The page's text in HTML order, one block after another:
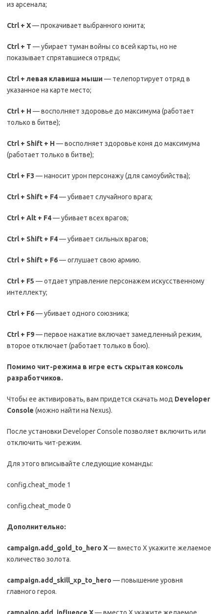
из арсенала;
Ctrl+ X— прокачивает выбранного юнита;
Ctrl+ T — убирает туман войны со всей карты, но не
показывает спрятавшиеся отряды;
Ctrl+ левая клавиша мыши — телепортирует отряд в
указанное на карте место;
Ctrl+ H — восполняет здоровье до максимума (работает
только в битве);
Ctrl+ Shift + H — восполняет здоровье коня до максимума
(работает только в битве);
Ctrl+ F3 — наносит урон персонажу (для самоубийства);
Ctrl+ Shift + F4— убивает случайного врага;
Ctrl+ Alt + F4— убивает всех врагов;
Ctrl+ Shift + F4— убивает сильных врагов;
Ctrl+ Shift + F6— оглушает свою армию.
Ctrl+ F5 — отдает управление персонажем искусственному
интеллекту;
Ctrl+ F6— убивает одного союзника;
Ctrl+ F9— первое нажатие включает замедленный режим,
второе отключает (работает только в бою).
Помимо чит-режима в игре есть скрытая консоль
разработчиков.
Чтобы ее активировать, вам придется скачать мод Developer
Console (можно найти на Nexus).
После установки Developer Console позволяет включить или
отключить чит-режим.
Для этого вписывайте следующие команды:
config.cheat_mode 1
config.cheat_mode 0
Дополнительно:
campaign.add gold to hero X— вместо X укажите желаемое
количество золота.
campaign.add skill_ xp to hero — повышение уровня
главного героя.